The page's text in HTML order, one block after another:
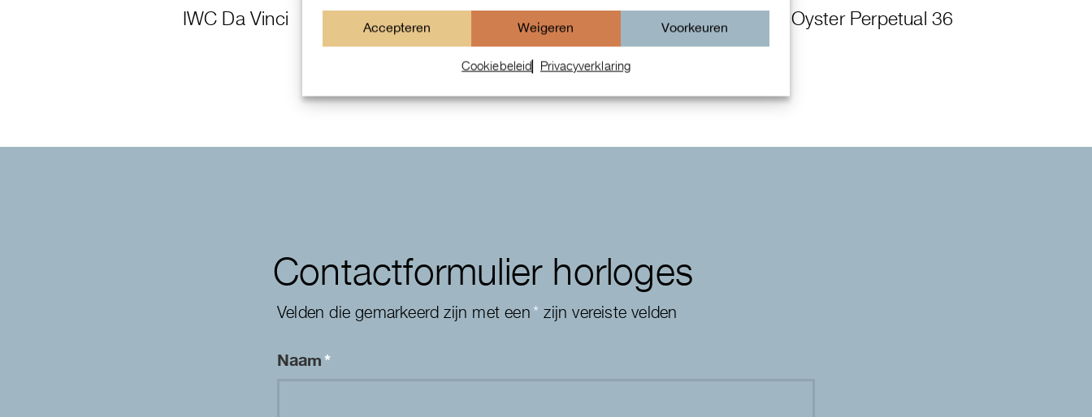
Accepteren Weigeren Voorkeuren
Cookiebeleid Privacyverklaring
IWC Da Vinci
Patek Philippe Annual Calendar
Chornograaf
Rolex Oyster Perpetual 36
Contactformulier horloges
Velden die gemarkeerd zijn met een* zijn vereiste velden
Naam*